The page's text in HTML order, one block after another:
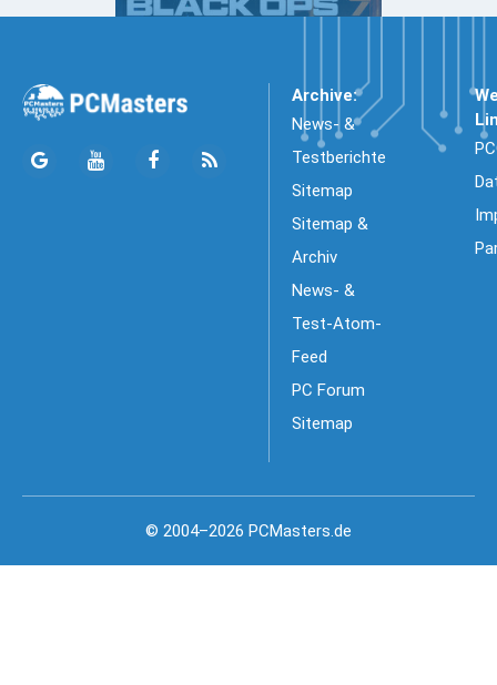
Archive:
News- &
Testberichte
Sitemap
Sitemap &
Archiv
News- &
Test-Atom-
Feed
PC Forum
Sitemap
© 2004–2026 PCMasters.de